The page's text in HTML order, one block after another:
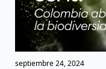
septiembre 24, 2024